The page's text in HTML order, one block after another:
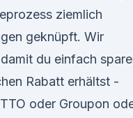
ziemlich
geknüpft. Wir
du einfach
Rabatt erhältst -
oder Groupon